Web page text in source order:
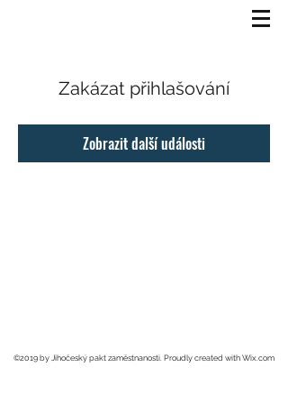
Zakázat přihlašování
Zobrazit další události
©2019 by Jihočeský pakt zaměstnanosti. Proudly created with Wix.com